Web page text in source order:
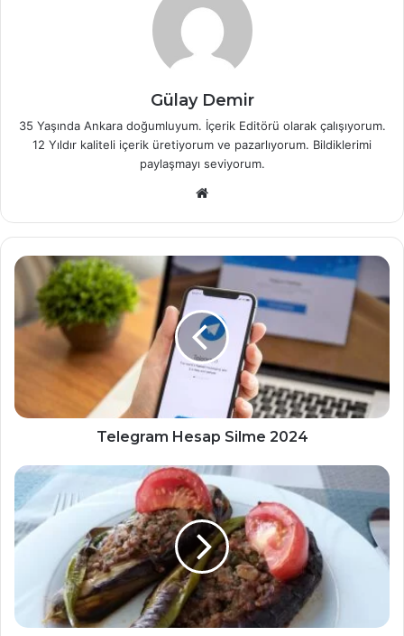
Gülay Demir
35 Yaşında Ankara doğumluyum. İçerik Editörü olarak çalışıyorum.
12 Yıldır kaliteli içerik üretiyorum ve pazarlıyorum. Bildiklerimi
paylaşmayı seviyorum.
b
s
i
t
e
s
i
Telegram Hesap Silme 2024